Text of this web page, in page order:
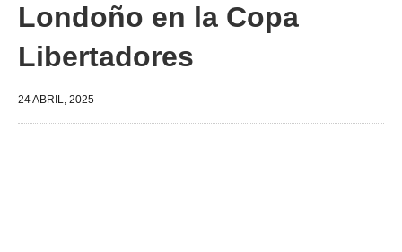
Londoño en la Copa
Libertadores
24 ABRIL, 2025